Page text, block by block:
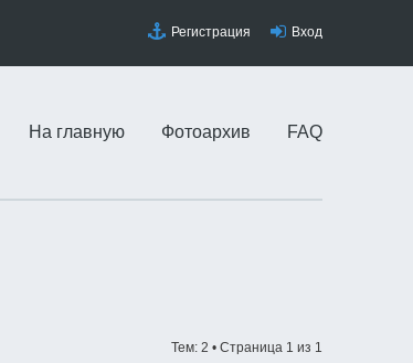
Регистрация Вход
На главную Фотоархив FAQ
Тем: 2 • Страница 1 из 1